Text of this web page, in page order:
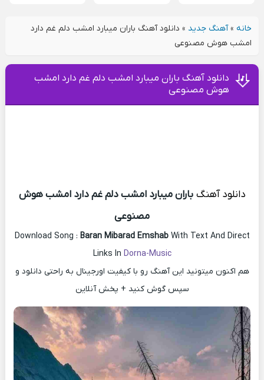
خانه»آهنگ جدید » دانلود آهنگ باران میبارد امشب دلم غم دارد
امشب هوش مصنوعی
دانلود آهنگ باران میبارد امشب دلم غم دارد امشب
هوش مصنوعی
دانلود آهنگ باران میبارد امشب دلم غم دارد امشب هوش
مصنوعی
Download Song : Baran Mibarad EmshabWith Text And Direct
Links In Dorna-Music
هم اکنون میتونید این آهنگ رو با کیفیت اورجینال به راحتی دانلود و
سپس گوش کنید + پخش آنلاین